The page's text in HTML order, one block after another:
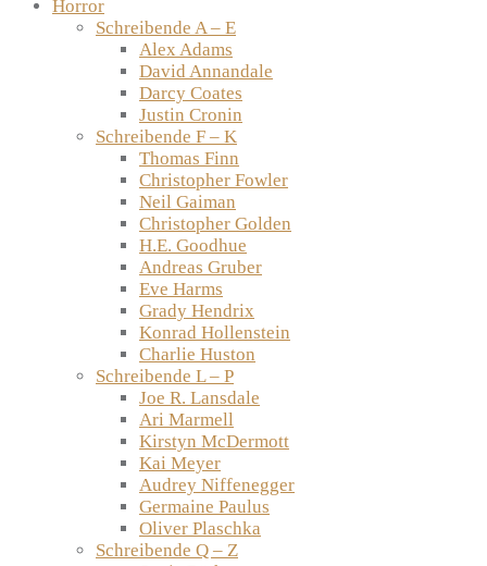
Horror
Schreibende A – E
Alex Adams
David Annandale
Darcy Coates
Justin Cronin
Schreibende F – K
Thomas Finn
Christopher Fowler
Neil Gaiman
Christopher Golden
H.E. Goodhue
Andreas Gruber
Eve Harms
Grady Hendrix
Konrad Hollenstein
Charlie Huston
Schreibende L – P
Joe R. Lansdale
Ari Marmell
Kirstyn McDermott
Kai Meyer
Audrey Niffenegger
Germaine Paulus
Oliver Plaschka
Schreibende Q – Z